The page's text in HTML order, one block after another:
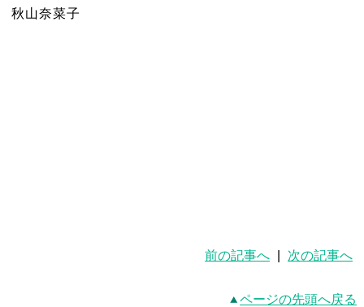
秋山奈菜子
前の記事へ 次の記事へ
ページの先頭へ戻る